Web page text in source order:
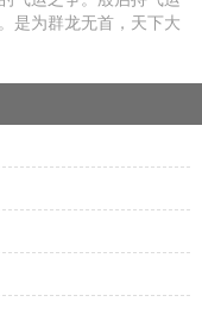
是为群龙无首，天下大